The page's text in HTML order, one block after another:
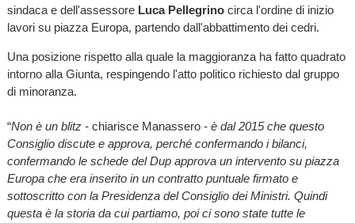
sindaca e dell'assessore Luca Pellegrinocirca l'ordine di inizio
lavori su piazza Europa, partendo dall'abbattimento dei cedri.
Una posizione rispetto alla quale la maggioranza ha fatto quadrato
intorno alla Giunta, respingendo l'atto politico richiesto dal gruppo
di minoranza.
“Non è un blitz - chiarisce Manassero- è dal 2015 che questo
Consiglio discute e approva, perché confermando i bilanci,
confermando le schede del Dup approva un intervento su piazza
Europa che era inserito in un contratto puntuale firmato e
sottoscritto con la Presidenza del Consiglio dei Ministri. Quindi
questa è la storia da cui partiamo, poi ci sono state tutte le